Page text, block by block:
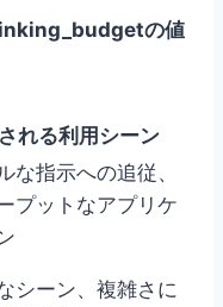
の値
れる利用シーン
な指示への追従、
プットなアプリケ
シーン、複雑さに